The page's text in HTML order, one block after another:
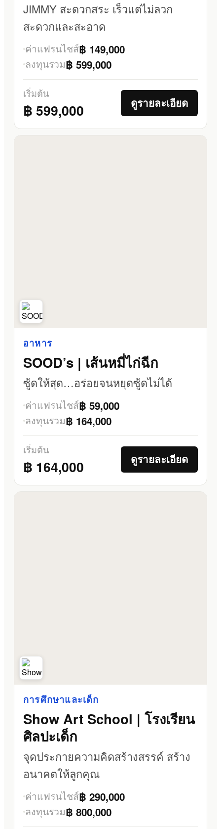
JIMMY สะดวกสระ เร็วแต่ไม่ลวก
สะดวกและสะอาด
ค่าแฟรนไชส์฿ 149,000
ลงทุนรวม฿ 599,000
เริ่มต้น
฿ 599,000 ดูรายละเอียด
อาหาร
SOOD’s | เส้นหมี่ไก่ฉีก
ซู้ดให้สุด…อร่อยจนหยุดซู้ดไม่ได้
ค่าแฟรนไชส์฿ 59,000
ลงทุนรวม฿ 164,000
เริ่มต้น
฿ 164,000 ดูรายละเอียด
การศึกษาและเด็ก
Show Art School | โรงเรียน
ศิลปะเด็ก
จุดประกายความคิดสร้างสรรค์ สร้าง
อนาคตให้ลูกคุณ
ค่าแฟรนไชส์฿ 290,000
ลงทุนรวม฿ 800,000